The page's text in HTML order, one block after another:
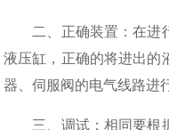
二、正确装置：在进行
液压缸，正确的将进出的
器、伺服阀的电气线路进
三、调试：相同要根